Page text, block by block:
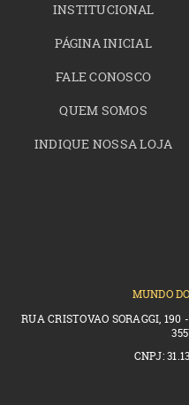
INSTITUCIONAL
PÁGINA INICIAL
FALE CONOSCO
QUEM SOMOS
INDIQUE NOSSA LOJA
MUNDO
RUA CRISTOVAO SORAGGI,
CNPJ: